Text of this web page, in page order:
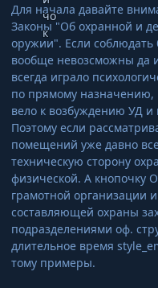
Для начала давайте
Законы "Об охранной и
оружии". Если соблюдать
вообще невозсможны да
всегда играло
по прямому назначению,
вело к возбуждению УД и
Поэтому если
помещений уже давно
техническую сторону
физической. А кнопочку
грамотной организации
составляющей охраны
подразделениями оф.
длительное время
тому примеры.